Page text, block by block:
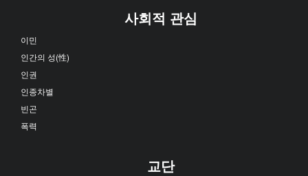
사회적 관심
이민
인간의 성(性)
인권
인종차별
빈곤
폭력
교단